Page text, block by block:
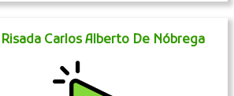
Risada Carlos Alberto De Nóbrega